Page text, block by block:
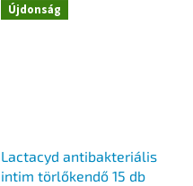
Újdonság
Lactacyd antibakteriális
intim törlőkendő 15 db